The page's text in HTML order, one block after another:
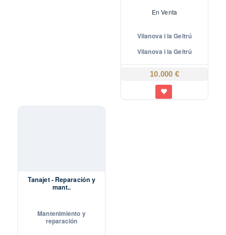
En Venta
Vilanova i la Geltrú
Vilanova i la Geltrú
10.000 €
Tanajet - Reparación y
mant..
Mantenimiento y
reparación